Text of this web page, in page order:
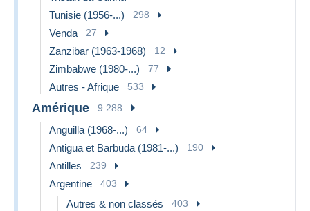
Tunisie (1956-...) 298
Venda 27
Zanzibar (1963-1968) 12
Zimbabwe (1980-...) 77
Autres - Afrique 533
Amérique 9 288
Anguilla (1968-...) 64
Antigua et Barbuda (1981-...) 190
Antilles 239
Argentine 403
Autres & non classés 403